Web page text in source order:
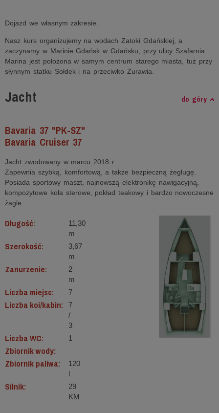
Dojazd we własnym zakresie.
Nasz kurs organizujemy na wodach Zatoki Gdańskiej, a
zaczynamy w Marinie Gdańsk w Gdańsku, przy ulicy Szafarnia.
Marina jest położona w samym centrum starego miasta, tuż przy
słynnym statku Sołdek i na przeciwko Żurawia.
Jacht do góry
Bavaria 37 "PK-SZ"
Bavaria Cruiser 37
Jacht zwodowany w marcu 2018 r.
Zapewnia szybką, komfortową, a także bezpieczną żeglugę.
Posiada sportowy maszt, najnowszą elektronikę nawigacyjną,
kompozytowe koła sterowe, pokład teakowy i bardzo nowoczesne
żagle.
Długość:
11,30
m
Szerokość:
3,67
m
Zanurzenie:
2
m
Liczba miejsc: 7
Liczba koi/kabin:
7
/
3
Liczba WC: 1
Zbiornik wody:
Zbiornik paliwa:
120
l
Silnik:
29
KM